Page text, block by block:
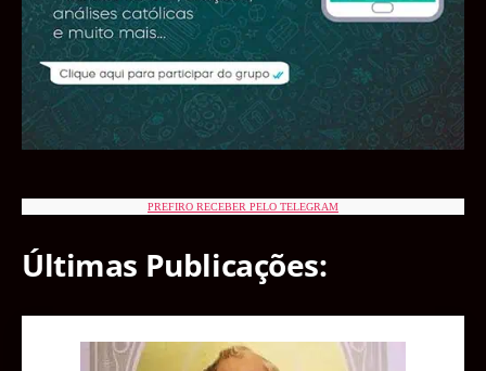
PREFIRO RECEBER PELO TELEGRAM
Últimas Publicações: